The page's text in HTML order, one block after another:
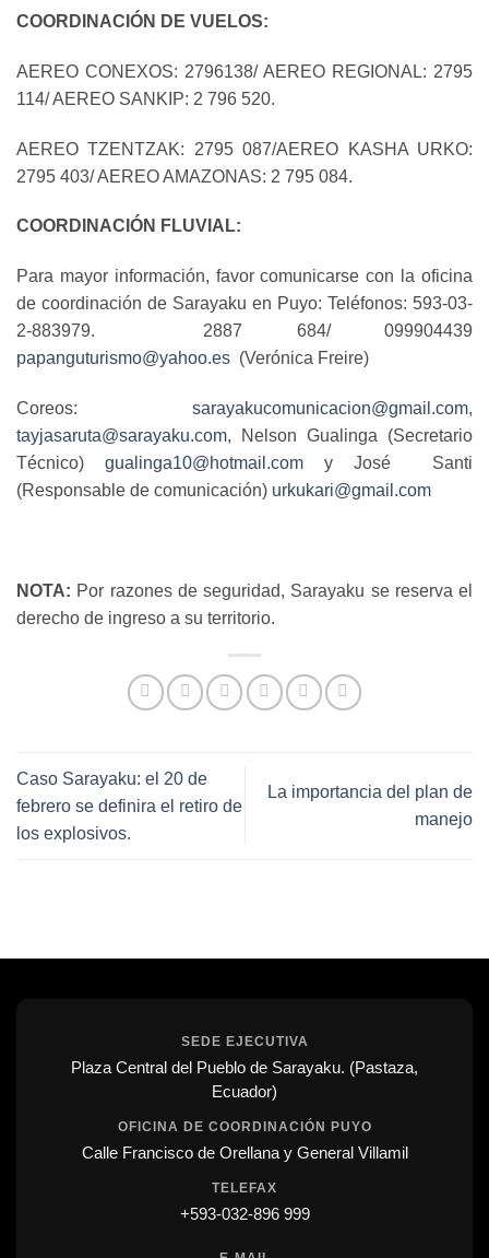
COORDINACIÓN DE VUELOS:
AEREO CONEXOS: 2796138/ AEREO REGIONAL: 2795
114/ AEREO SANKIP: 2 796 520.
AEREO TZENTZAK: 2795 087/AEREO KASHA URKO:
2795 403/ AEREO AMAZONAS: 2 795 084.
COORDINACIÓN FLUVIAL:
Para mayor información, favor comunicarse con la oficina
de coordinación de Sarayaku en Puyo: Teléfonos: 593-03-
2-883979. 2887 684/ 099904439
papanguturismo@yahoo.es (Verónica Freire)
Coreos: sarayakucomunicacion@gmail.com,
tayjasaruta@sarayaku.com, Nelson Gualinga (Secretario
Técnico) gualinga10@hotmail.com y José Santi
(Responsable de comunicación) urkukari@gmail.com
NOTA: Por razones de seguridad, Sarayaku se reserva el
derecho de ingreso a su territorio.
Caso Sarayaku: el 20 de
febrero se definira el retiro de
los explosivos.
La importancia del plan de
manejo
SEDE EJECUTIVA
Plaza Central del Pueblo de Sarayaku. (Pastaza,
Ecuador)
OFICINA DE COORDINACIÓN PUYO
Calle Francisco de Orellana y General Villamil
TELEFAX
+593-032-896 999